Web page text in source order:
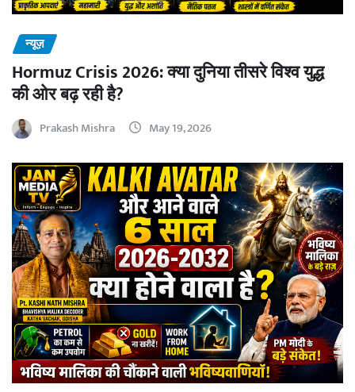
न्यूज़
Hormuz Crisis 2026: क्या दुनिया तीसरे विश्व युद्ध
की ओर बढ़ रही है?
Prakash Mishra May 19, 2026